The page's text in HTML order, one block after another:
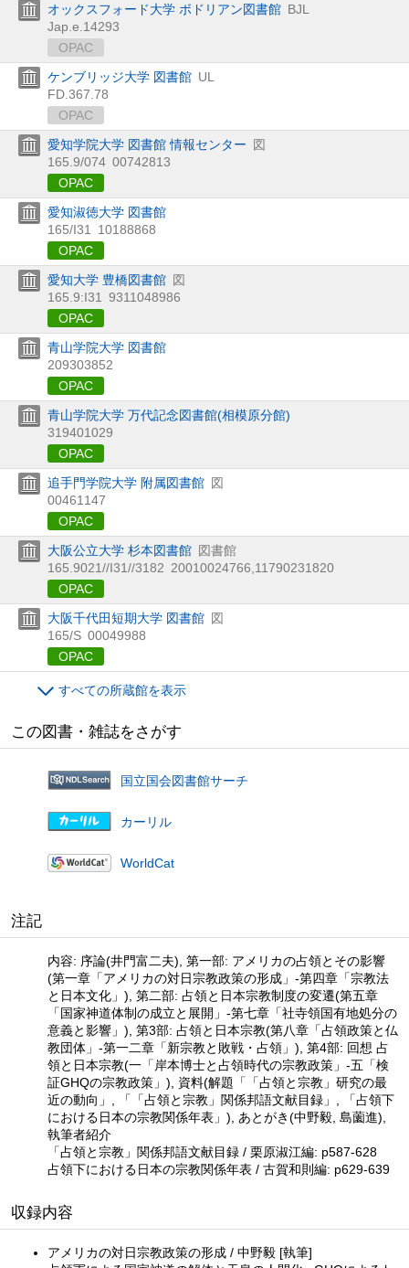
オックスフォード大学 ボドリアン図書館 BJL
Jap.e.14293
OPAC
ケンブリッジ大学 図書館 UL
FD.367.78
OPAC
愛知学院大学 図書館 情報センター
図
165.9/074 00742813
OPAC
愛知淑徳大学 図書館
165/I31
10188868
OPAC
愛知大学 豊橋図書館 図
165.9:I31
9311048986
OPAC
青山学院大学 図書館
209303852
OPAC
青山学院大学 万代記念図書館(相模原分館)
319401029
OPAC
追手門学院大学 附属図書館 図
00461147
OPAC
大阪公立大学 杉本図書館 図書館
165.9021//I31//3182 20010024766,11790231820
OPAC
大阪千代田短期大学 図書館 図
165/S 00049988
OPAC
すべての所蔵館を表示
この図書・雑誌をさがす
国立国会図書館サーチ
カーリル
WorldCat
注記
内容: 序論(井門富二夫), 第一部: アメリカの占領とその影響
(第一章「アメリカの対日宗教政策の形成」-第四章「宗教法
と日本文化」), 第二部: 占領と日本宗教制度の変遷(第五章
「国家神道体制の成立と展開」-第七章「社寺領国有地処分の
意義と影響」), 第3部: 占領と日本宗教(第八章「占領政策と仏
教団体」-第一二章「新宗教と敗戦・占領」), 第4部: 回想 占
領と日本宗教(一「岸本博士と占領時代の宗教政策」-五「検
証GHQの宗教政策」), 資料(解題「「占領と宗教」研究の最
近の動向」, 「「占領と宗教」関係邦語文献目録」, 「占領下
における日本の宗教関係年表」), あとがき(中野毅, 島薗進),
執筆者紹介
「占領と宗教」関係邦語文献目録 / 栗原淑江編: p587-628
占領下における日本の宗教関係年表 / 古賀和則編: p629-639
収録内容
アメリカの対日宗教政策の形成 / 中野毅 [執筆]